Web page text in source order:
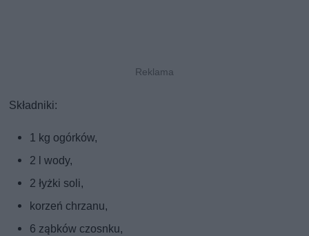
Składniki:
1 kg ogórków,
2 l wody,
2 łyżki soli,
korzeń chrzanu,
6 ząbków czosnku,